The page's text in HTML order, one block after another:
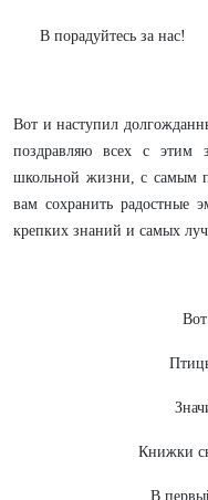
B порадуйтесь за нас!
Вот и наступил
поздравляю всех с этим
школьной жизни, с самым
вам сохранить радостные
крепких знаний и самых
Книжки
В